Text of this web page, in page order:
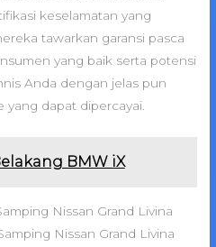
keselamatan yang
tawarkan garansi pasca
yang baik serta potensi
Anda dengan jelas pun
yang dapat dipercayai.
BMW iX
Nissan Grand Livina
Nissan Grand Livina